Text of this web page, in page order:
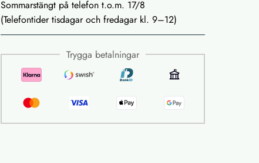
Sommarstängt på telefon t.o.m. 17/8
(Telefontider tisdagar och fredagar kl. 9–12)
Trygga betalningar